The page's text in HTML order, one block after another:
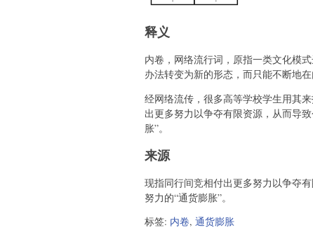
释义
内卷，网络流行词，原指一类文化模
办法转变为新的形态，而只能不断地在
经网络流传，很多高等学校学生用其
出更多努力以争夺有限资源，从而导
胀”。
来源
现指同行间竞相付出更多努力以争夺
努力的“通货膨胀”。
标签: 内卷, 通货膨胀